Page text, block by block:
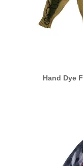
Hand Dye